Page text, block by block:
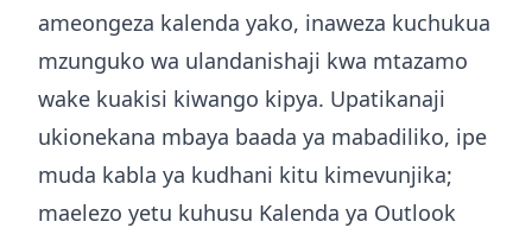
ameongeza kalenda yako, inaweza kuchukua
mzunguko wa ulandanishaji kwa mtazamo
wake kuakisi kiwango kipya. Upatikanaji
ukionekana mbaya baada ya mabadiliko, ipe
muda kabla ya kudhani kitu kimevunjika;
maelezo yetu kuhusu Kalenda ya Outlook